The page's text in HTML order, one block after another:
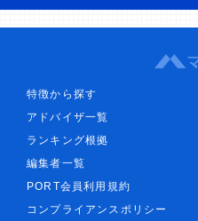
特徴から探す
アドバイザ一覧
ランキング根拠
編集者一覧
PORT会員利用規約
コンプライアンスポリシー